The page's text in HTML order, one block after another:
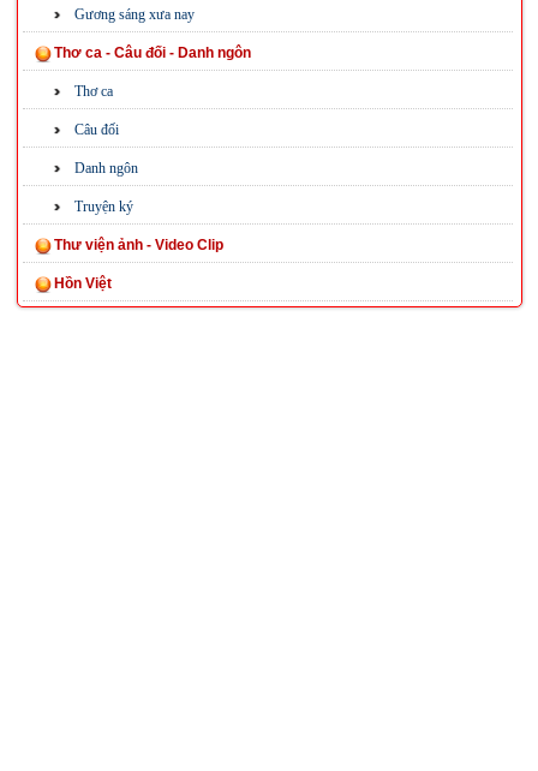
Gương sáng xưa nay
Thơ ca - Câu đối - Danh ngôn
Thơ ca
Câu đối
Danh ngôn
Truyện ký
Thư viện ảnh - Video Clip
Hồn Việt